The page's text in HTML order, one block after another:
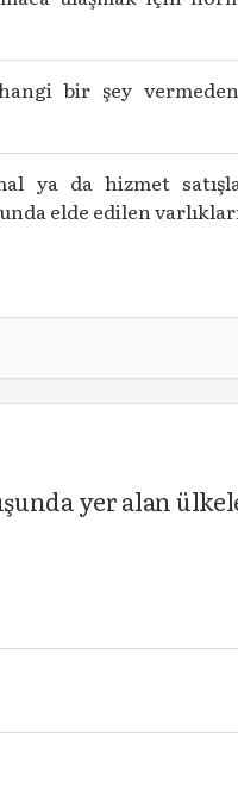
bir şey
ya da hizmet
elde edilen
yer alan